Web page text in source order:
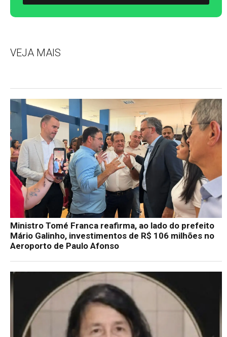
VEJA MAIS
Ministro Tomé Franca reafirma, ao lado do prefeito
Mário Galinho, investimentos de R$ 106 milhões no
Aeroporto de Paulo Afonso